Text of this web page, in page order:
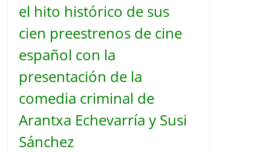
el hito histórico de sus
cien preestrenos de cine
español con la
presentación de la
comedia criminal de
Arantxa Echevarría y Susi
Sánchez